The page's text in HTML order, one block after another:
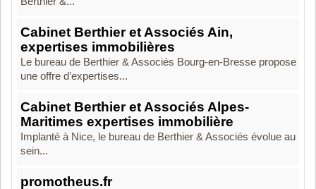
Cabinet Berthier et Associés Ain,
expertises immobilières
Le bureau de Berthier & Associés Bourg-en-Bresse propose
une offre d’expertises...
Cabinet Berthier et Associés Alpes-
Maritimes expertises immobilière
Implanté à Nice, le bureau de Berthier & Associés évolue au
sein...
promotheus.fr